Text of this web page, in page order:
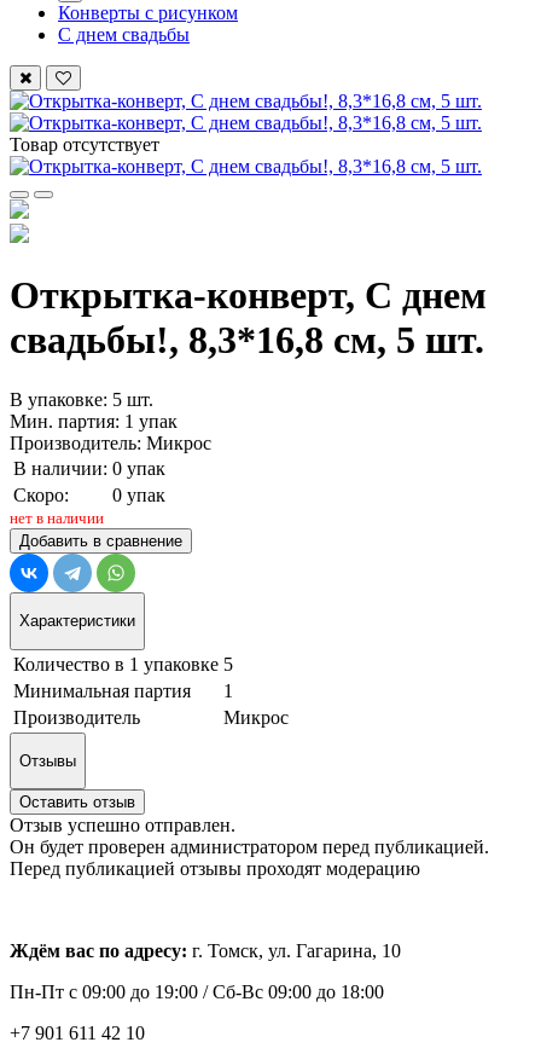
Конверты с рисунком
С днем свадьбы
Товар отсутствует
Открытка-конверт, С днем
свадьбы!, 8,3*16,8 см, 5 шт.
В упаковке: 5 шт.
Мин. партия: 1 упак
Производитель: Микрос
В наличии: 0 упак
Скоро:
0 упак
нет в наличии
Добавить в сравнение
Характеристики
Количество в 1 упаковке 5
Минимальная партия
1
Производитель
Микрос
Отзывы
Оставить отзыв
Отзыв успешно отправлен.
Он будет проверен администратором перед публикацией.
Перед публикацией отзывы проходят модерацию
Ждём вас по адресу: г. Томск, ул. Гагарина, 10
Пн-Пт с 09:00 до 19:00 /Сб-Вс 09:00 до 18:00
+7 901 611 42 10